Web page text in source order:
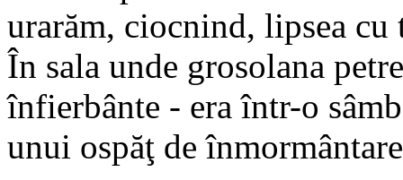
urarăm, ciocnind, lipsea
În sala unde grosolana
înfierbânte - era într-o
unui ospăţ de